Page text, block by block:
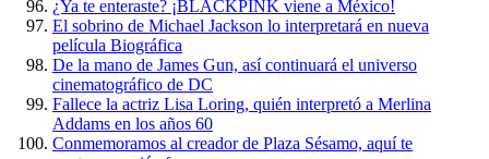
¿Ya te enteraste? ¡BLACKPINK viene a México!
El sobrino de Michael Jackson lo interpretará en nueva
película Biográfica
De la mano de James Gun, así continuará el universo
cinematográfico de DC
Fallece la actriz Lisa Loring, quién interpretó a Merlina
Addams en los años 60
Conmemoramos al creador de Plaza Sésamo, aquí te